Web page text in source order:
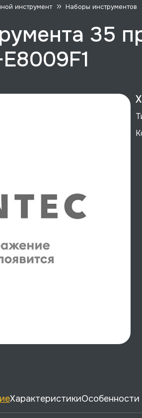
инструмент Наборы инструментов
35
ХарактеристикиОсобенности